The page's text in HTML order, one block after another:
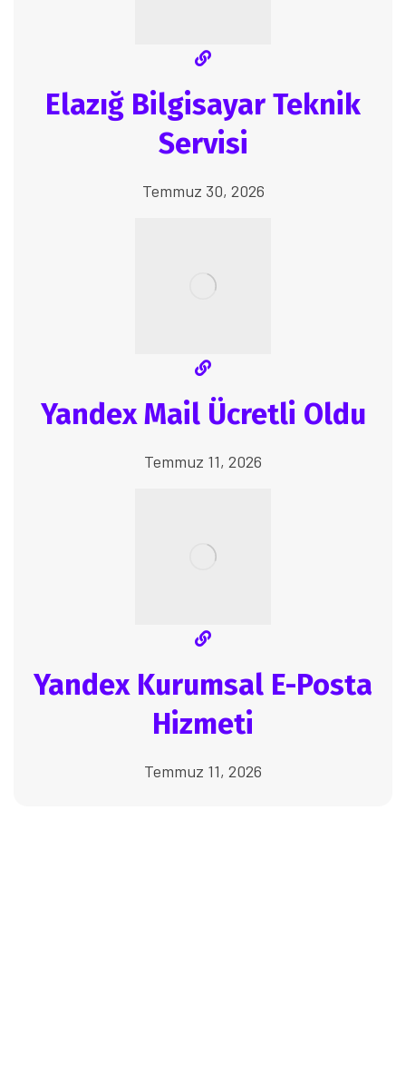
Elazığ Bilgisayar Teknik
Servisi
Temmuz 30, 2026
Yandex Mail Ücretli Oldu
Temmuz 11, 2026
Yandex Kurumsal E-Posta
Hizmeti
Temmuz 11, 2026